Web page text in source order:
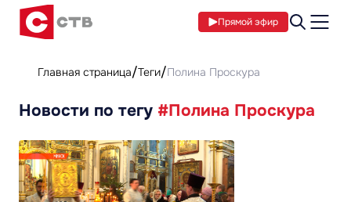
Прямой эфир
Главная страница Теги Полина Проскура
Новости по тегу #Полина Проскура